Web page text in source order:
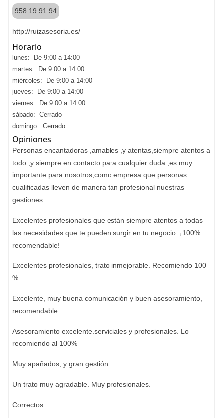
958 19 91 94
http://ruizasesoria.es/
Horario
lunes: De 9:00 a 14:00
martes: De 9:00 a 14:00
miércoles: De 9:00 a 14:00
jueves: De 9:00 a 14:00
viernes: De 9:00 a 14:00
sábado: Cerrado
domingo: Cerrado
Opiniones
Personas encantadoras ,amables ,y atentas,siempre atentos a
todo ,y siempre en contacto para cualquier duda ,es muy
importante para nosotros,como empresa que personas
cualificadas lleven de manera tan profesional nuestras
gestiones…
Excelentes profesionales que están siempre atentos a todas
las necesidades que te pueden surgir en tu negocio. ¡100%
recomendable!
Excelentes profesionales, trato inmejorable. Recomiendo 100
%
Excelente, muy buena comunicación y buen asesoramiento,
recomendable
Asesoramiento excelente,serviciales y profesionales. Lo
recomiendo al 100%
Muy apañados, y gran gestión.
Un trato muy agradable. Muy profesionales.
Correctos